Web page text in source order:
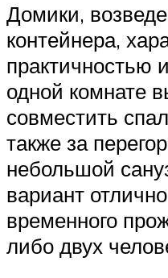
Домики,
контейнера,
практичностью
одной комнате
совместить
также за
небольшой
вариант
временного
либо двух